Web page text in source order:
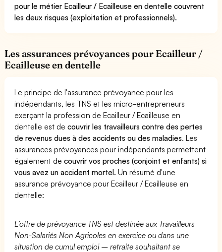
pour le métier Ecailleur / Ecailleuse en dentelle couvrent
les deux risques (exploitation et professionnels).
Les assurances prévoyances pour Ecailleur /
Ecailleuse en dentelle
Le principe de l'assurance prévoyance pour les
indépendants, les TNS et les micro-entrepreneurs
exerçant la profession de Ecailleur / Ecailleuse en
dentelle est decouvrir les travailleurs contre des pertes
de revenus dues à des accidents ou des maladies. Les
assurances prévoyances pour indépendants permettent
également decouvrir vos proches (conjoint et enfants) si
vous avez un accident mortel. Un résumé d'une
assurance prévoyance pour Ecailleur / Ecailleuse en
dentelle:
L’offre de prévoyance TNS est destinée aux Travailleurs
Non-Salariés Non Agricoles en exercice ou dans une
situation de cumul emploi – retraite souhaitant se